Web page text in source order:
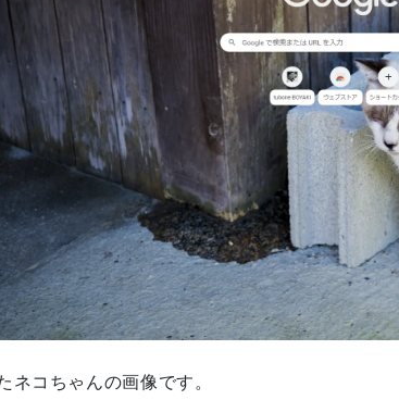
ネコちゃんの画像です。